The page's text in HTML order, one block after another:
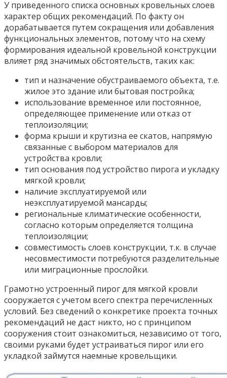
У приведенного списка основных кровельных слоев
характер общих рекомендаций. По факту он
дорабатывается путем сокращения или добавления
функциональных элементов, потому что на схему
формирования идеальной кровельной конструкции
влияет ряд значимых обстоятельств, таких как:
тип и назначение обустраиваемого объекта, т.е.
жилое это здание или бытовая постройка;
использование временное или постоянное,
определяющее применение или отказ от
теплоизоляции;
форма крыши и крутизна ее скатов, напрямую
связанные с выбором материалов для
устройства кровли;
тип основания под устройство пирога и укладку
мягкой кровли;
наличие эксплуатируемой или
неэксплуатируемой мансарды;
региональные климатические особенности,
согласно которым определяется толщина
теплоизоляции;
совместимость слоев конструкции, т.к. в случае
несовместимости потребуются разделительные
или миграционные прослойки.
Грамотно устроенный пирог для мягкой кровли
сооружается с учетом всего спектра перечисленных
условий. Без сведений о конкретике проекта точных
рекомендаций не даст никто, но с принципом
сооружения стоит ознакомиться, независимо от того,
своими руками будет устраиваться пирог или его
укладкой займутся наемные кровельщики.